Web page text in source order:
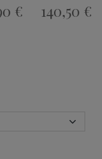
€ 140,50 €